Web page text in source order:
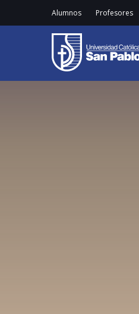
Alumnos Profesores